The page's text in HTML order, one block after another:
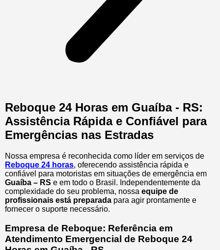
Reboque 24 Horas em Guaíba - RS:
Assistência Rápida e Confiável para
Emergências nas Estradas
Nossa empresa é reconhecida como líder em serviços de
Reboque 24 horas, oferecendo assistência rápida e
confiável para motoristas em situações de emergência em
Guaíba – RS e em todo o Brasil. Independentemente da
complexidade do seu problema, nossa equipe de
profissionais está preparada para agir prontamente e
fornecer o suporte necessário.
Empresa de Reboque: Referência em
Atendimento Emergencial de Reboque 24